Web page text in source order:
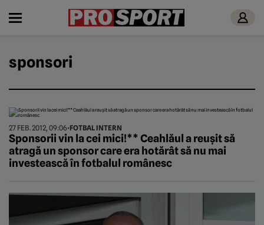
sponsori
27 FEB. 2012, 09:06•FOTBAL INTERN
Sponsorii vin la cei mici!** Ceahlăul a reușit să
atragă un sponsor care era hotărât să nu mai
investească în fotbalul românesc